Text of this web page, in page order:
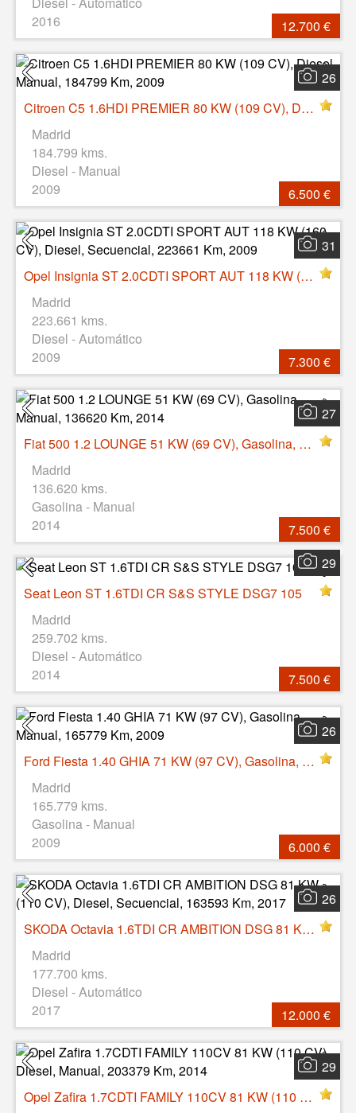
2016
12.700 €
26
Citroen C5 1.6HDI PREMIER 80 KW (109 CV), Diesel, Manual, 184799 Km, 2009
Madrid
184.799 kms.
Diesel - Manual
2009
6.500 €
31
Opel Insignia ST 2.0CDTI SPORT AUT 118 KW (160 CV), Diesel, Secuencial, 223661 Km, 2009
Madrid
223.661 kms.
Diesel - Automático
2009
7.300 €
27
Fiat 500 1.2 LOUNGE 51 KW (69 CV), Gasolina, Manual, 136620 Km, 2014
Madrid
136.620 kms.
Gasolina - Manual
2014
7.500 €
29
Seat Leon ST 1.6TDI CR S&S STYLE DSG7 105
Madrid
259.702 kms.
Diesel - Automático
2014
7.500 €
26
Ford Fiesta 1.40 GHIA 71 KW (97 CV), Gasolina, Manual, 165779 Km, 2009
Madrid
165.779 kms.
Gasolina - Manual
2009
6.000 €
26
SKODA Octavia 1.6TDI CR AMBITION DSG 81 KW (110 CV), Diesel, Secuencial, 163593 Km, 2017
Madrid
177.700 kms.
Diesel - Automático
2017
12.000 €
29
Opel Zafira 1.7CDTI FAMILY 110CV 81 KW (110 CV), Diesel, Manual, 203379 Km, 2014